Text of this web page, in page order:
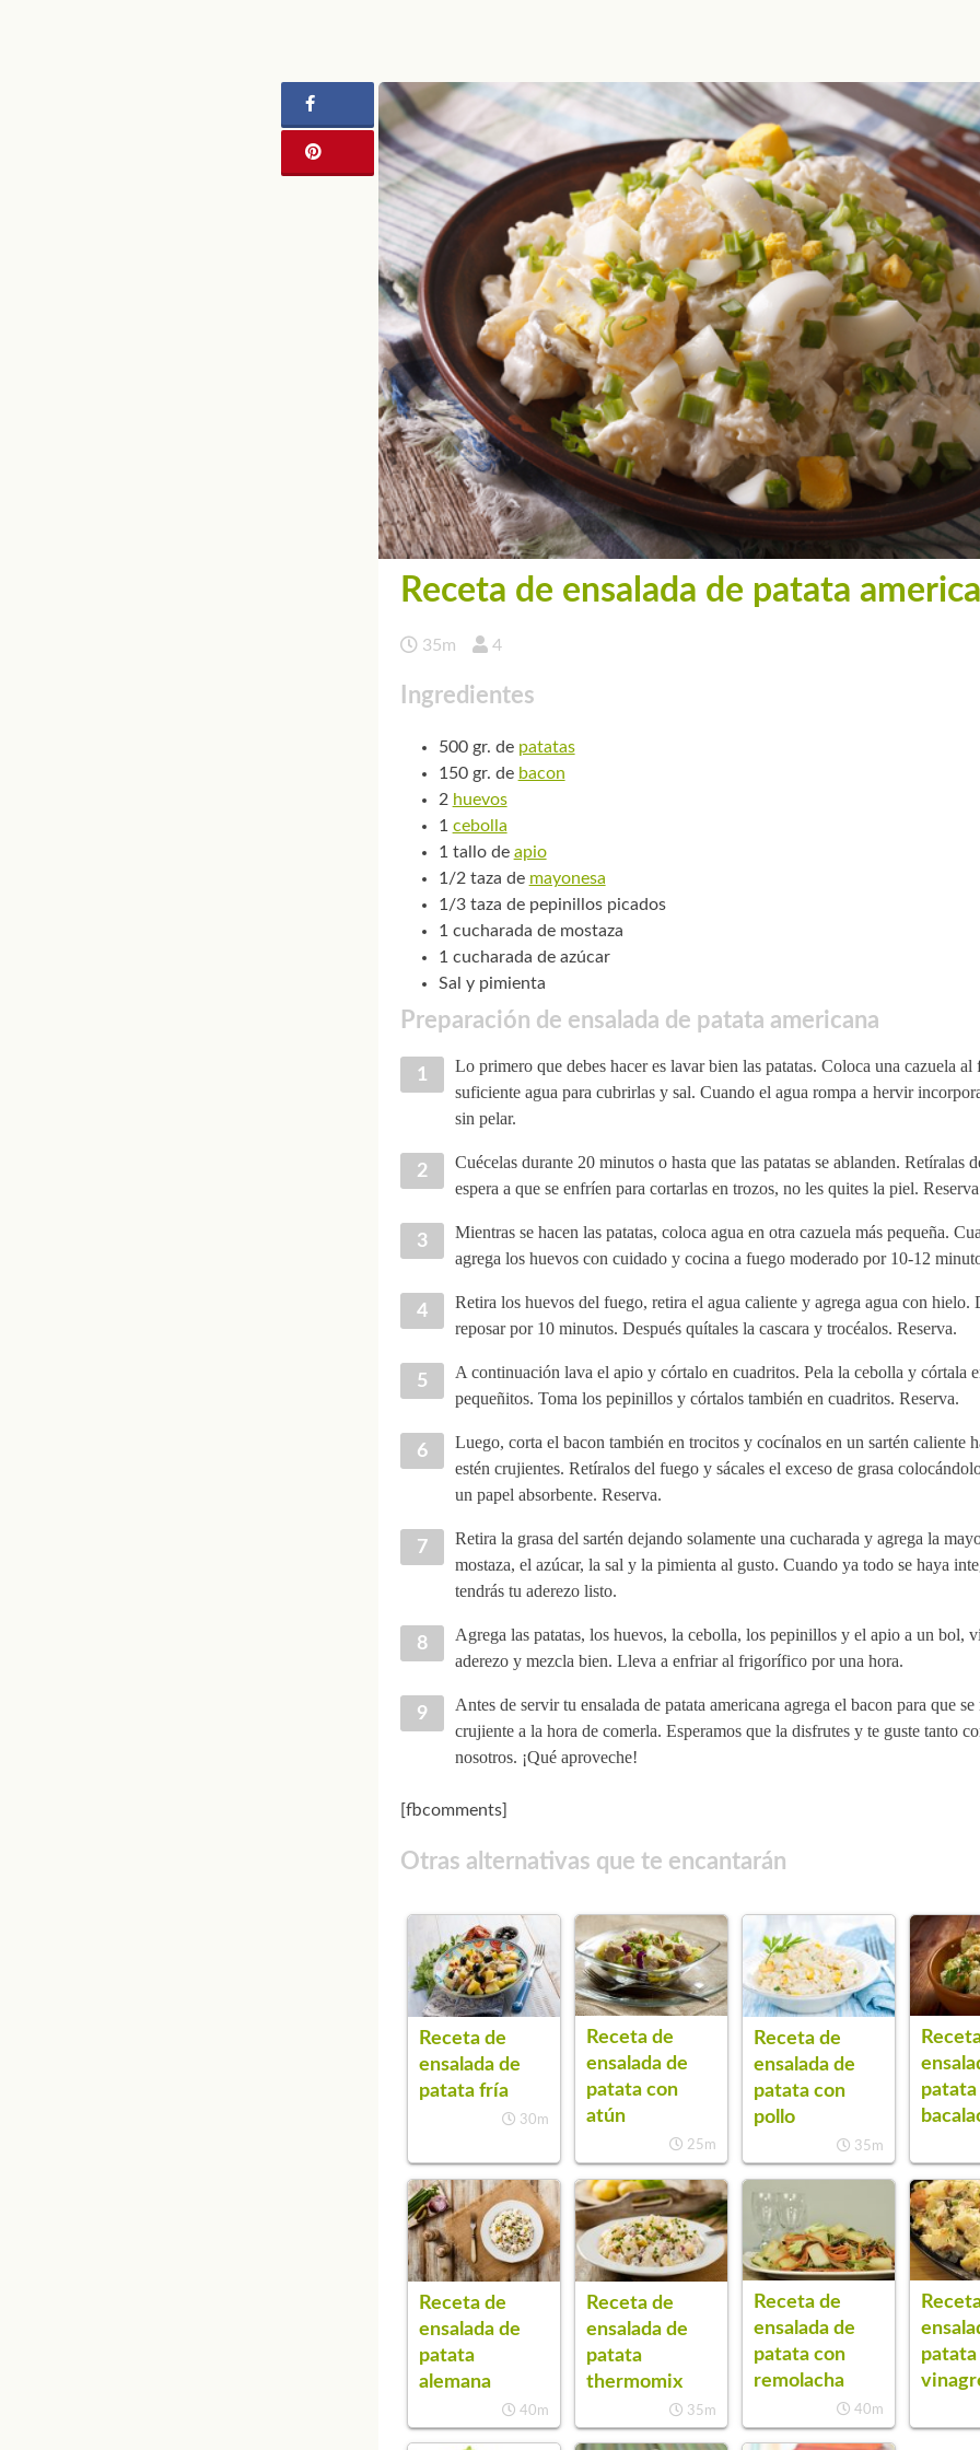
Receta de ensalada de patata
35m 4
Ingredientes
500 gr. de patatas
150 gr. de bacon
2 huevos
1 cebolla
1 tallo de apio
1/2 taza de mayonesa
1/3 taza de pepinillos picados
1 cucharada de mostaza
1 cucharada de azúcar
Sal y pimienta
Preparación de ensalada de patata americana
Lo primero que debes hacer es lavar bien las patatas. Coloca una cazuela al
suficiente agua para cubrirlas y sal. Cuando el agua rompa a hervir
sin pelar.
Cuécelas durante 20 minutos o hasta que las patatas se ablanden. Retíralas
espera a que se enfríen para cortarlas en trozos, no les quites la piel.
Mientras se hacen las patatas, coloca agua en otra cazuela más pequeña.
agrega los huevos con cuidado y cocina a fuego moderado por 10-12
Retira los huevos del fuego, retira el agua caliente y agrega agua con hielo.
reposar por 10 minutos. Después quítales la cascara y trocéalos. Reserva.
A continuación lava el apio y córtalo en cuadritos. Pela la cebolla y córtala
pequeñitos. Toma los pepinillos y córtalos también en cuadritos. Reserva.
Luego, corta el bacon también en trocitos y cocínalos en un sartén caliente
estén crujientes. Retíralos del fuego y sácales el exceso de grasa
un papel absorbente. Reserva.
Retira la grasa del sartén dejando solamente una cucharada y agrega la
mostaza, el azúcar, la sal y la pimienta al gusto. Cuando ya todo se haya
tendrás tu aderezo listo.
Agrega las patatas, los huevos, la cebolla, los pepinillos y el apio a un bol,
aderezo y mezcla bien. Lleva a enfriar al frigorífico por una hora.
Antes de servir tu ensalada de patata americana agrega el bacon para que se
crujiente a la hora de comerla. Esperamos que la disfrutes y te guste tanto
nosotros. ¡Qué aproveche!
[fbcomments]
Otras alternativas que te encantarán
Receta de
ensalada de
patata fría
30m
Receta de
ensalada de
patata con
atún
25m
Receta de
ensalada de
patata con
pollo
35m
patata
Receta de
ensalada de
patata
alemana
40m
Receta de
ensalada de
patata
thermomix
35m
Receta de
ensalada de
patata con
remolacha
40m
patata